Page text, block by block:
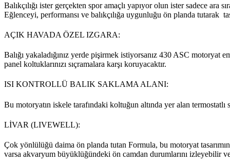
Balıkçılığı ister gerçekten spor amaçlı yapıyor olun ister sadece ara
Eğlenceyi, performansı ve balıkçılığa uygunluğu ön planda tutarak
AÇIK HAVADA ÖZEL IZGARA:
Balığı yakaladığınız yerde pişirmek istiyorsanız 430 ASC motoryat
panel koltuklarınızı sıçramalara karşı koruyacaktır.
ISI KONTROLLÜ BALIK SAKLAMA ALANI:
Bu motoryatın iskele tarafındaki koltuğun altında yer alan
LİVAR (LIVEWELL):
Çok yönlülüğü daima ön planda tutan Formula, bu motoryat
varsa akvaryum büyüklüğündeki ön camdan durumlarını izleyebilir